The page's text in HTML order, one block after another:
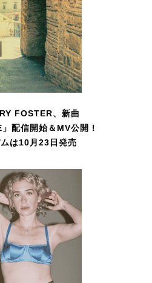
FOSTER、新曲
配信開始＆MV公開！
は10月23日発売